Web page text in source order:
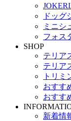
ドッグ
ミニシ
フォス
SHOP
テリア
テリア
トリミ
おすす
おすす
新着情